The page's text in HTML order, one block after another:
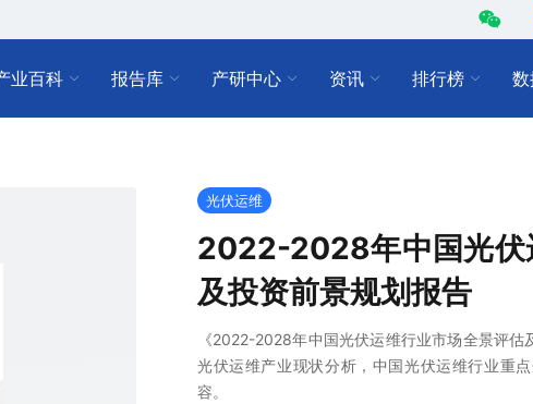
业百科 报告库 产研中心 资讯 排行榜
光伏运维
2022-2028年中国光伏
及投资前景规划报告
《2022-2028年中国光伏运维行业市场全景评
光伏运维产业现状分析，中国光伏运维行业重
容。